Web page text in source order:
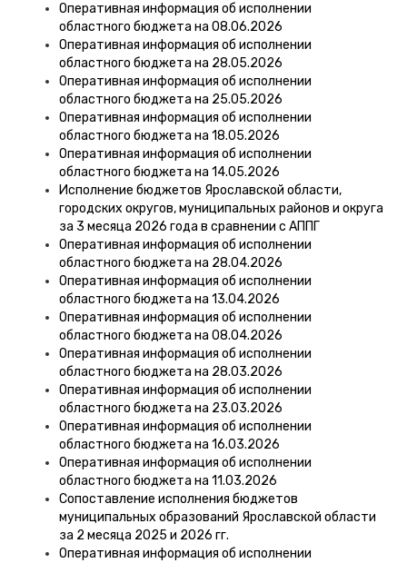
Оперативная информация об исполнении
областного бюджета на 08.06.2026
Оперативная информация об исполнении
областного бюджета на 28.05.2026
Оперативная информация об исполнении
областного бюджета на 25.05.2026
Оперативная информация об исполнении
областного бюджета на 18.05.2026
Оперативная информация об исполнении
областного бюджета на 14.05.2026
Исполнение бюджетов Ярославской области,
городских округов, муниципальных районов и округа
за 3 месяца 2026 года в сравнении с АППГ
Оперативная информация об исполнении
областного бюджета на 28.04.2026
Оперативная информация об исполнении
областного бюджета на 13.04.2026
Оперативная информация об исполнении
областного бюджета на 08.04.2026
Оперативная информация об исполнении
областного бюджета на 28.03.2026
Оперативная информация об исполнении
областного бюджета на 23.03.2026
Оперативная информация об исполнении
областного бюджета на 16.03.2026
Оперативная информация об исполнении
областного бюджета на 11.03.2026
Сопоставление исполнения бюджетов
муниципальных образований Ярославской области
за 2 месяца 2025 и 2026 гг.
Оперативная информация об исполнении